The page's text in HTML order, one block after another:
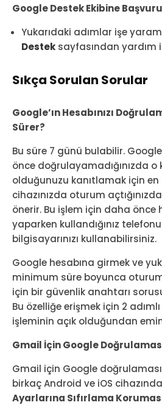
Google Destek Ekibine
Yukarıdaki adımlar işe
Destek sayfasından yardım
Sıkça Sorulan Sorular
Google’ın Hesabınızı
Sürer?
Bu süre 7 günü bulabilir.
önce doğrulayamadığınızda o
olduğunuzu kanıtlamak için
cihazınızda oturum
önerir. Bu işlem için daha önce
yaparken kullandığınız
bilgisayarınızı kullanabilirsiniz.
Google hesabına girmek ve
minimum süre boyunca
için bir güvenlik anahtarı
Bu özelliğe erişmek için 2
işleminin açık olduğundan emin
Gmail İçin Google
Gmail için Google
birkaç Android ve iOS
Ayarlarına Sıfırlama